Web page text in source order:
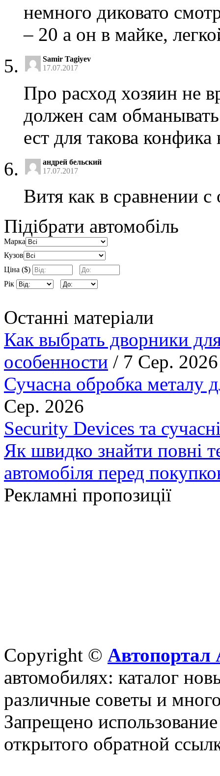
немного диковато
– 20 а он в майке,
Samir Tagiyev
17.07.2017
Про расход хозяин не
должен сам
ест для такова
андрей бельский
17.07.2017
Витя как в сравнении
Підібрати автомобіль
Марка
Кузов
Ціна ($)
Рік
Останні матеріали
Как выбрать дворники
особенности / 7 Сер. 2026
Сучасна обробка металу
Сер. 2026
Security Devices та
Як швидко знайти повні
автомобіля перед
Рекламні пропозиції
Copyright © Автопортал
автомобилях: каталог
различные советы и
Запрещено
открытого обратной